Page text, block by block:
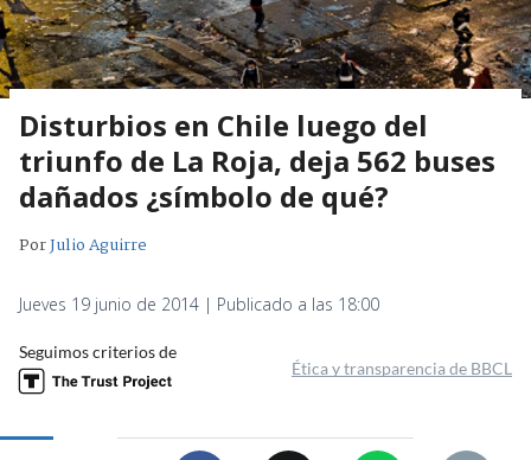
Disturbios en Chile luego del
triunfo de La Roja, deja 562 buses
dañados ¿símbolo de qué?
PorJulio Aguirre
Jueves 19 junio de 2014 | Publicado a las 18:00
Seguimos criterios de
Ética y transparencia de BBCL